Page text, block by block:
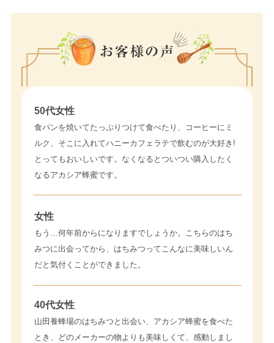
50代女性
食パンを焼いてたっぷりつけて食べたり、コーヒーにミ
ルク、そこに入れてハニーカフェラテで飲むのが大好き!
とってもおいしいです。なくなるとついつい購入したく
なるアカシア蜂蜜です。
女性
もう…何年前からになりますでしょうか。こちらのはち
みつに出会ってから、はちみつってこんなに美味しいん
だと気付くことができました。
40代女性
山田養蜂場のはちみつと出会い、アカシア蜂蜜を食べた
とき、どのメーカーの物よりも美味しくて、感動しまし